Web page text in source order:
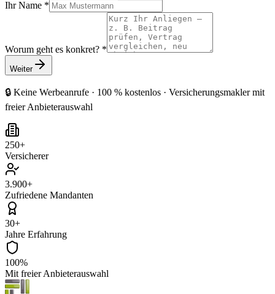
Ihr Name *
Worum geht es konkret? *
Weiter
🔒 Keine Werbeanrufe · 100 % kostenlos · Versicherungsmakler mit
freier Anbieterauswahl
250+
Versicherer
3.900+
Zufriedene Mandanten
30+
Jahre Erfahrung
100%
Mit freier Anbieterauswahl